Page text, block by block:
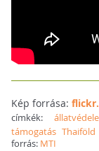
Kép forrása:
címkék:
támogatás Thaiföld
forrás: MTI